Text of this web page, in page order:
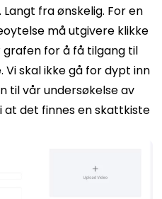
fra ønskelig. For en
må utgivere klikke
for å få tilgang til
skal ikke gå for dypt inn
til vår undersøkelse av
at det finnes en skattkiste